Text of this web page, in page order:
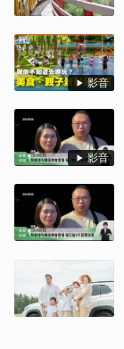
影音
影音